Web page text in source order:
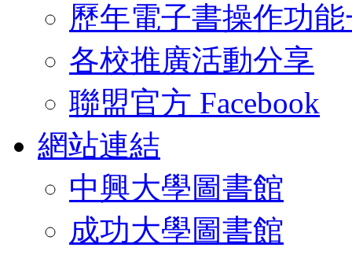
歷年電子書操作功
各校推廣活動分享
聯盟官方 Facebook
網站連結
中興大學圖書館
成功大學圖書館